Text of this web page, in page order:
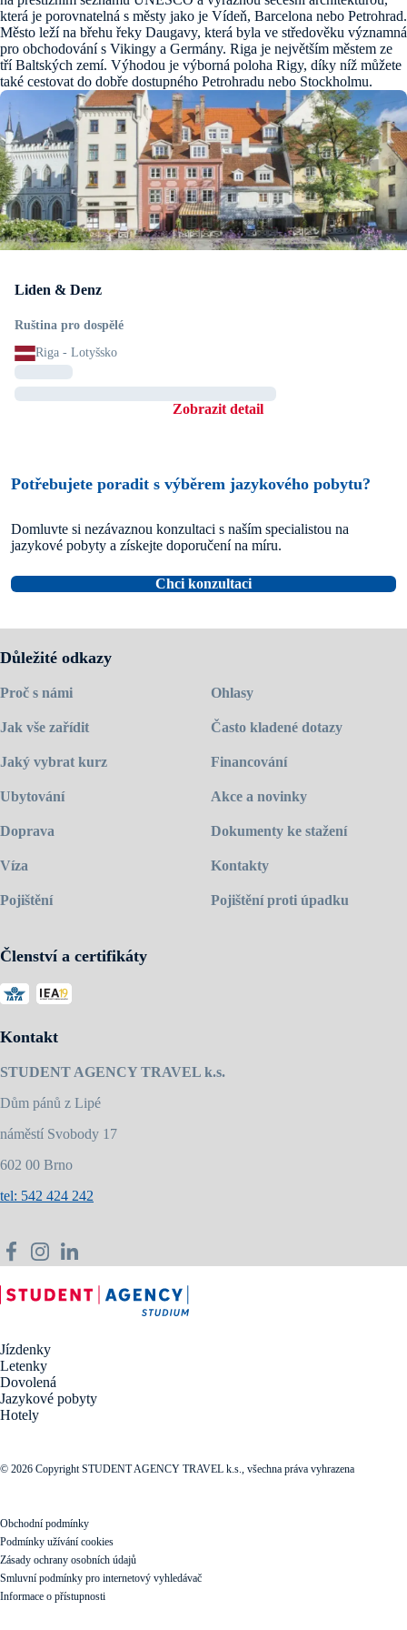
která je porovnatelná s městy jako je Vídeň, Barcelona nebo Petrohrad.
Město leží na břehu řeky Daugavy, která byla ve středověku významná
pro obchodování s Vikingy a Germány. Riga je největším městem ze
tří Baltských zemí. Výhodou je výborná poloha Rigy, díky níž můžete
také cestovat do dobře dostupného Petrohradu nebo Stockholmu.
Liden & Denz
Ruština pro dospělé
Riga - Lotyšsko
Zobrazit detail
Potřebujete poradit s výběrem jazykového pobytu?
Domluvte si nezávaznou konzultaci s naším specialistou na
jazykové pobyty a získejte doporučení na míru.
Chci konzultaci
Důležité odkazy
Proč s námi
Jak vše zařídit
Jaký vybrat kurz
Ubytování
Doprava
Víza
Pojištění
Ohlasy
Často kladené dotazy
Financování
Akce a novinky
Dokumenty ke stažení
Kontakty
Pojištění proti úpadku
Členství a certifikáty
Kontakt
STUDENT AGENCY TRAVEL k.s.
Dům pánů z Lipé
náměstí Svobody 17
602 00 Brno
tel: 542 424 242
Jízdenky
Letenky
Dovolená
Jazykové pobyty
Hotely
© 2026 Copyright STUDENT AGENCY TRAVEL k.s., všechna práva vyhrazena
Obchodní podmínky
Podmínky užívání cookies
Zásady ochrany osobních údajů
Smluvní podmínky pro internetový vyhledávač
Informace o přístupnosti